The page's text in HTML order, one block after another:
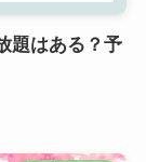
題はある？予